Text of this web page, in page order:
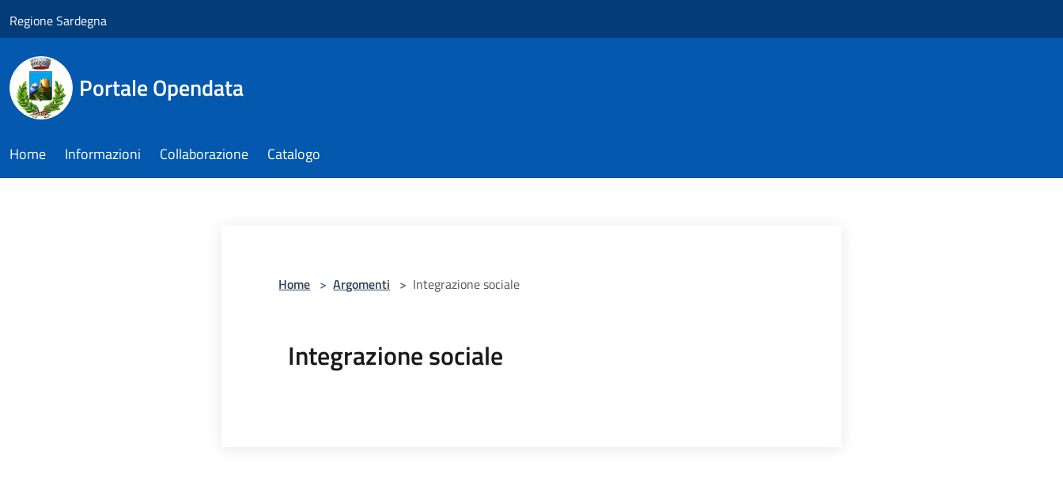
Regione Sardegna
Portale Opendata
Home Informazioni Collaborazione Catalogo
Home > Argomenti > Integrazione sociale
Integrazione sociale